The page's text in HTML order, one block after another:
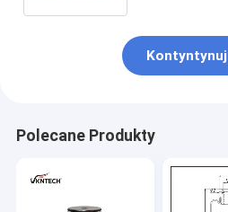
Kontyntynuj
Polecane Produkty